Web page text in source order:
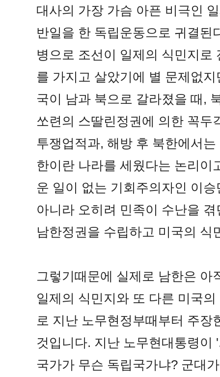
대사의 가장 가슴 아픈 비극인
반일을 한 독립운동으로 귀결된
병으로 조선이 일제의 식민지로
를 가지고 살았기에 별 문제없
국이 남과 북으로 갈라졌을 때,
쏘련의 스딸린정권에 의한 꼭두
투쟁업적과, 해방 후 북한에서
한이란 나라를 세웠다는 논리이
운 일이 없는 기회주의자인 이
아니라 오히려 민족이 수난을
남한정권을 수립하고 미국의
그렇기때문에 실제로 남한은 아
일제의 식민지와 또 다른 미국
로 지난 노무현정부때부터 주
것입니다. 지난 노무현대통령이
국가가 무슨 독립국가냐? 군대